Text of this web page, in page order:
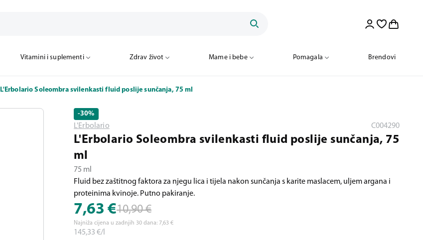
Vitamini i suplementi Zdrav život Mame i bebe Pomagala Brendovi
L'Erbolario Soleombra svilenkasti fluid poslije sunčanja, 75 ml
-30%
L'Erbolario C004290
L'Erbolario Soleombra svilenkasti fluid poslije sunčanja, 75
ml
75 ml
Fluid bez zaštitnog faktora za njegu lica i tijela nakon sunčanja s karite maslacem, uljem argana i
proteinima kvinoje. Putno pakiranje.
7,63 €10,90 €
Najniža cijena u zadnjih 30 dana: 7,63 €
145,33 €/l